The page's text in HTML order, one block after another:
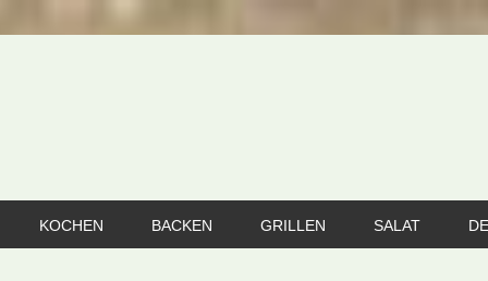
KOCHEN BACKEN GRILLEN SALAT